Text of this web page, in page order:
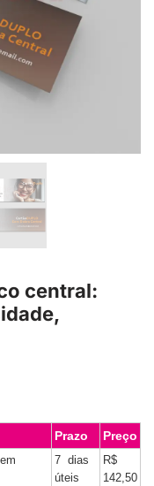
central:
Prazo Preço
7 dias
úteis
R$
142,50